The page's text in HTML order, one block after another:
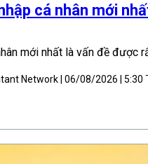
cá nhân mới
mới nhất là vấn đề được
Network | 06/08/2026 | 5:30